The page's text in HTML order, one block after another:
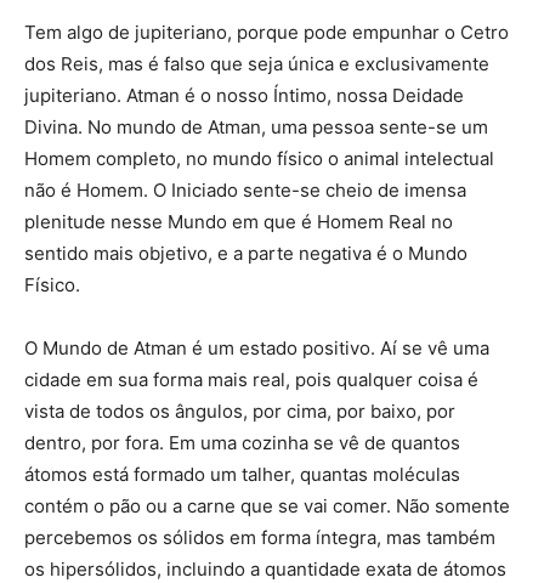
Tem algo de jupiteriano, porque pode empunhar o Cetro
dos Reis, mas é falso que seja única e exclusivamente
jupiteriano. Atman é o nosso Íntimo, nossa Deidade
Divina. No mundo de Atman, uma pessoa sente-se um
Homem completo, no mundo físico o animal intelectual
não é Homem. O Iniciado sente-se cheio de imensa
plenitude nesse Mundo em que é Homem Real no
sentido mais objetivo, e a parte negativa é o Mundo
Físico.
O Mundo de Atman é um estado positivo. Aí se vê uma
cidade em sua forma mais real, pois qualquer coisa é
vista de todos os ângulos, por cima, por baixo, por
dentro, por fora. Em uma cozinha se vê de quantos
átomos está formado um talher, quantas moléculas
contém o pão ou a carne que se vai comer. Não somente
percebemos os sólidos em forma íntegra, mas também
os hipersólidos, incluindo a quantidade exata de átomos